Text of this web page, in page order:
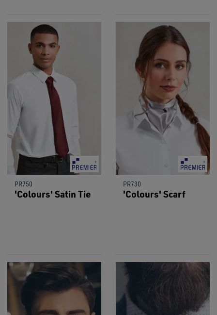
PR750
'Colours' Satin Tie
PR730
'Colours' Scarf